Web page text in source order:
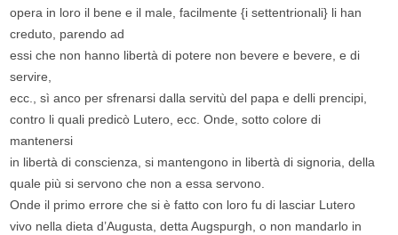
opera in loro il bene e il male, facilmente {i settentrionali} li han
creduto, parendo ad
essi che non hanno libertà di potere non bevere e bevere, e di
servire,
ecc., sì anco per sfrenarsi dalla servitù del papa e delli prencipi,
contro li quali predicò Lutero, ecc. Onde, sotto colore di
mantenersi
in libertà di conscienza, si mantengono in libertà di signoria, della
quale più si servono che non a essa servono.
Onde il primo errore che si è fatto con loro fu di lasciar Lutero
vivo nella dieta d’Augusta, detta Augspurgh, o non mandarlo in